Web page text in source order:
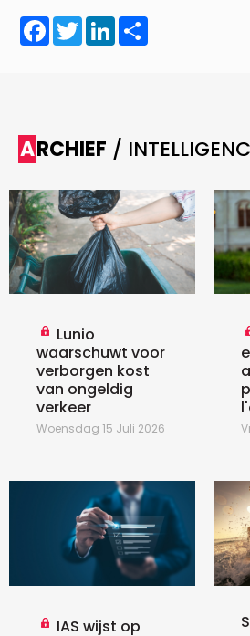
Facebook
TwitterLinkedIn
ARCHIEF /
Lunio
waarschuwt voor
verborgen kost
van ongeldig
verkeer
Woensdag 15 Juli 2026
IAS wijst op